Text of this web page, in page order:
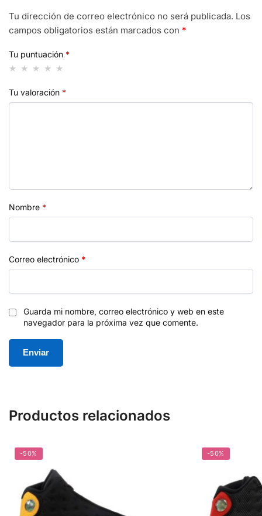
Tu dirección de correo electrónico no será publicada. Los
campos obligatorios están marcados con *
Tu puntuación *
Tu valoración *
Nombre *
Correo electrónico *
Guarda mi nombre, correo electrónico y web en este
navegador para la próxima vez que comente.
Productos relacionados
-50% -50%